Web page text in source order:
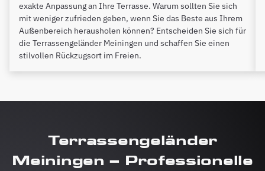
exakte Anpassung an Ihre Terrasse. Warum sollten Sie sich
mit weniger zufrieden geben, wenn Sie das Beste aus Ihrem
Außenbereich herausholen können? Entscheiden Sie sich für
die Terrassengeländer Meiningen und schaffen Sie einen
stilvollen Rückzugsort im Freien.
Terrassengeländer
Meiningen – Professionelle